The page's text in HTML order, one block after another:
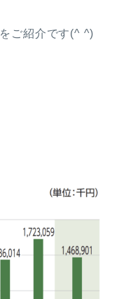
をご紹介です(^ ^)